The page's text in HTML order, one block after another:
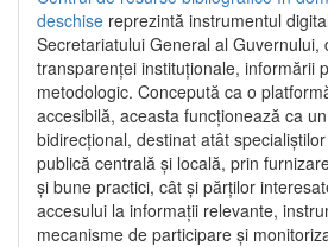
deschise reprezintă instrumentul
Secretariatului General al Guvernului,
transparenței instituționale, informării
metodologic. Concepută ca o
accesibilă, aceasta funcționează ca
bidirecțional, destinat atât
publică centrală și locală, prin
și bune practici, cât și părților
accesului la informații relevante,
mecanisme de participare și